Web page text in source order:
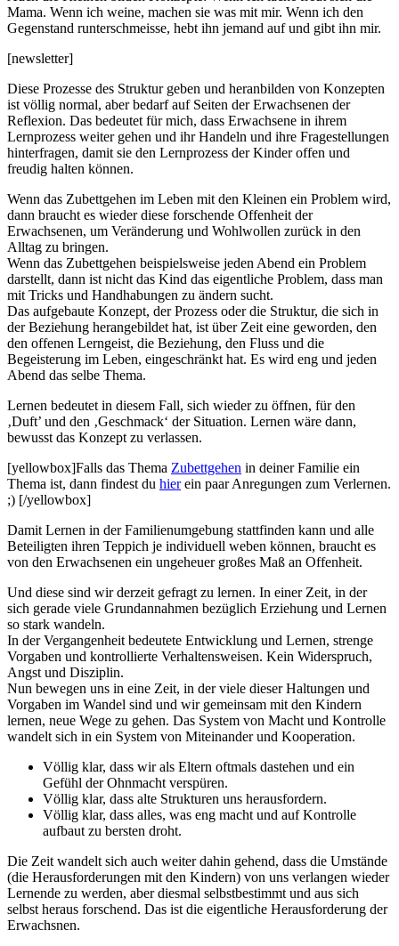
Mama. Wenn ich weine, machen sie was mit mir. Wenn ich den
Gegenstand runterschmeisse, hebt ihn jemand auf und gibt ihn mir.
[newsletter]
Diese Prozesse des Struktur geben und heranbilden von Konzepten
ist völlig normal, aber bedarf auf Seiten der Erwachsenen der
Reflexion. Das bedeutet für mich, dass Erwachsene in ihrem
Lernprozess weiter gehen und ihr Handeln und ihre Fragestellungen
hinterfragen, damit sie den Lernprozess der Kinder offen und
freudig halten können.
Wenn das Zubettgehen im Leben mit den Kleinen ein Problem wird,
dann braucht es wieder diese forschende Offenheit der
Erwachsenen, um Veränderung und Wohlwollen zurück in den
Alltag zu bringen.
Wenn das Zubettgehen beispielsweise jeden Abend ein Problem
darstellt, dann ist nicht das Kind das eigentliche Problem, dass man
mit Tricks und Handhabungen zu ändern sucht.
Das aufgebaute Konzept, der Prozess oder die Struktur, die sich in
der Beziehung herangebildet hat, ist über Zeit eine geworden, den
den offenen Lerngeist, die Beziehung, den Fluss und die
Begeisterung im Leben, eingeschränkt hat. Es wird eng und jeden
Abend das selbe Thema.
Lernen bedeutet in diesem Fall, sich wieder zu öffnen, für den
‚Duft’ und den ‚Geschmack‘ der Situation. Lernen wäre dann,
bewusst das Konzept zu verlassen.
[yellowbox]Falls das Thema Zubettgehen in deiner Familie ein
Thema ist, dann findest du hierein paar Anregungen zum Verlernen.
;) [/yellowbox]
Damit Lernen in der Familienumgebung stattfinden kann und alle
Beteiligten ihren Teppich je individuell weben können, braucht es
von den Erwachsenen ein ungeheuer großes Maß an Offenheit.
Und diese sind wir derzeit gefragt zu lernen. In einer Zeit, in der
sich gerade viele Grundannahmen bezüglich Erziehung und Lernen
so stark wandeln.
In der Vergangenheit bedeutete Entwicklung und Lernen, strenge
Vorgaben und kontrollierte Verhaltensweisen. Kein Widerspruch,
Angst und Disziplin.
Nun bewegen uns in eine Zeit, in der viele dieser Haltungen und
Vorgaben im Wandel sind und wir gemeinsam mit den Kindern
lernen, neue Wege zu gehen. Das System von Macht und Kontrolle
wandelt sich in ein System von Miteinander und Kooperation.
Völlig klar, dass wir als Eltern oftmals dastehen und ein
Gefühl der Ohnmacht verspüren.
Völlig klar, dass alte Strukturen uns herausfordern.
Völlig klar, dass alles, was eng macht und auf Kontrolle
aufbaut zu bersten droht.
Die Zeit wandelt sich auch weiter dahin gehend, dass die Umstände
(die Herausforderungen mit den Kindern) von uns verlangen wieder
Lernende zu werden, aber diesmal selbstbestimmt und aus sich
selbst heraus forschend. Das ist die eigentliche Herausforderung der
Erwachsnen.